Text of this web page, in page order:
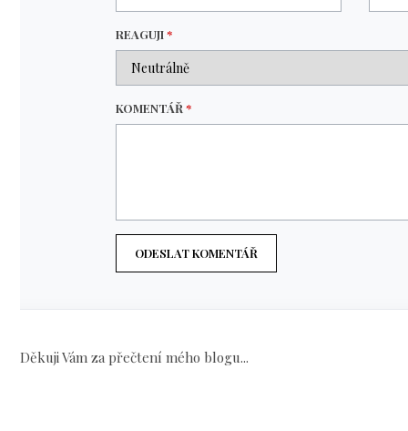
REAGUJI*
KOMENTÁŘ*
ODESLAT KOMENTÁŘ
Děkuji Vám za přečtení mého blogu...